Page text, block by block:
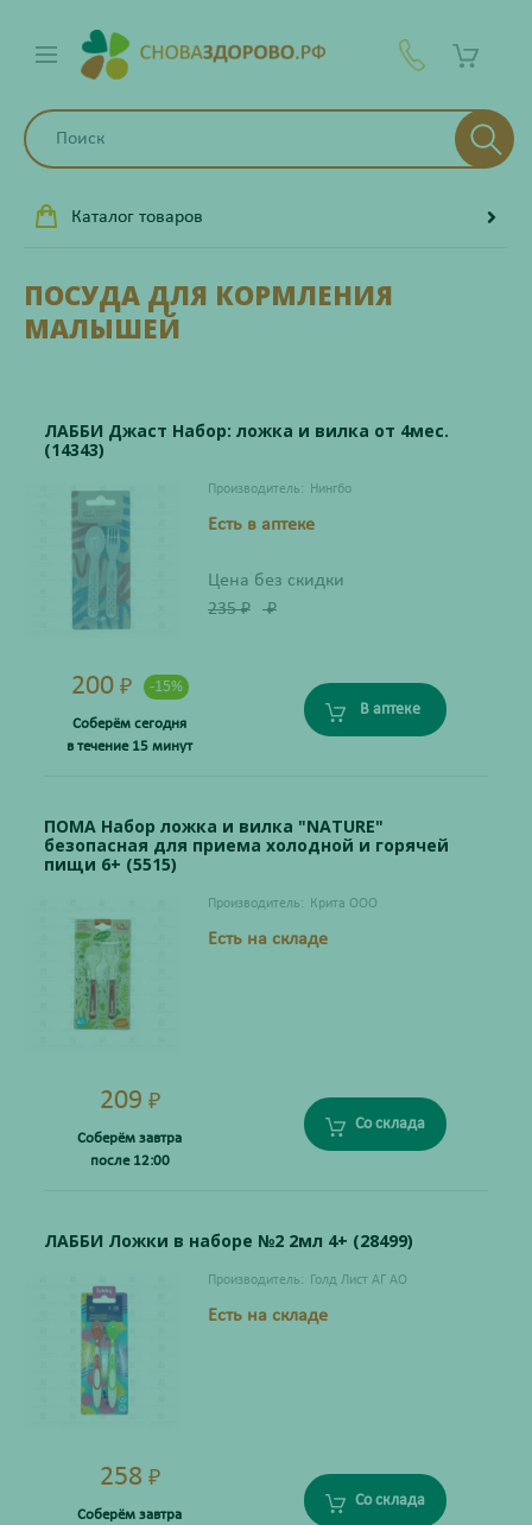
Каталог товаров
ПОСУДА ДЛЯ КОРМЛЕНИЯ
МАЛЫШЕЙ
ЛАББИ Джаст Набор: ложка и вилка от 4мес.
(14343)
Производитель: Нингбо
Есть в аптеке
Цена без скидки
235₽ ₽
200 ₽ -15%
Соберём сегодня
в течение 15 минут
В аптеке
ПОМА Набор ложка и вилка "NATURE"
безопасная для приема холодной и горячей
пищи 6+ (5515)
Производитель: Крита ООО
Есть на складе
209 ₽
Соберём завтра
после 12:00
Со склада
ЛАББИ Ложки в наборе №2 2мл 4+ (28499)
Производитель: Голд Лист АГ АО
Есть на складе
258 ₽
Соберём завтра
Со склада